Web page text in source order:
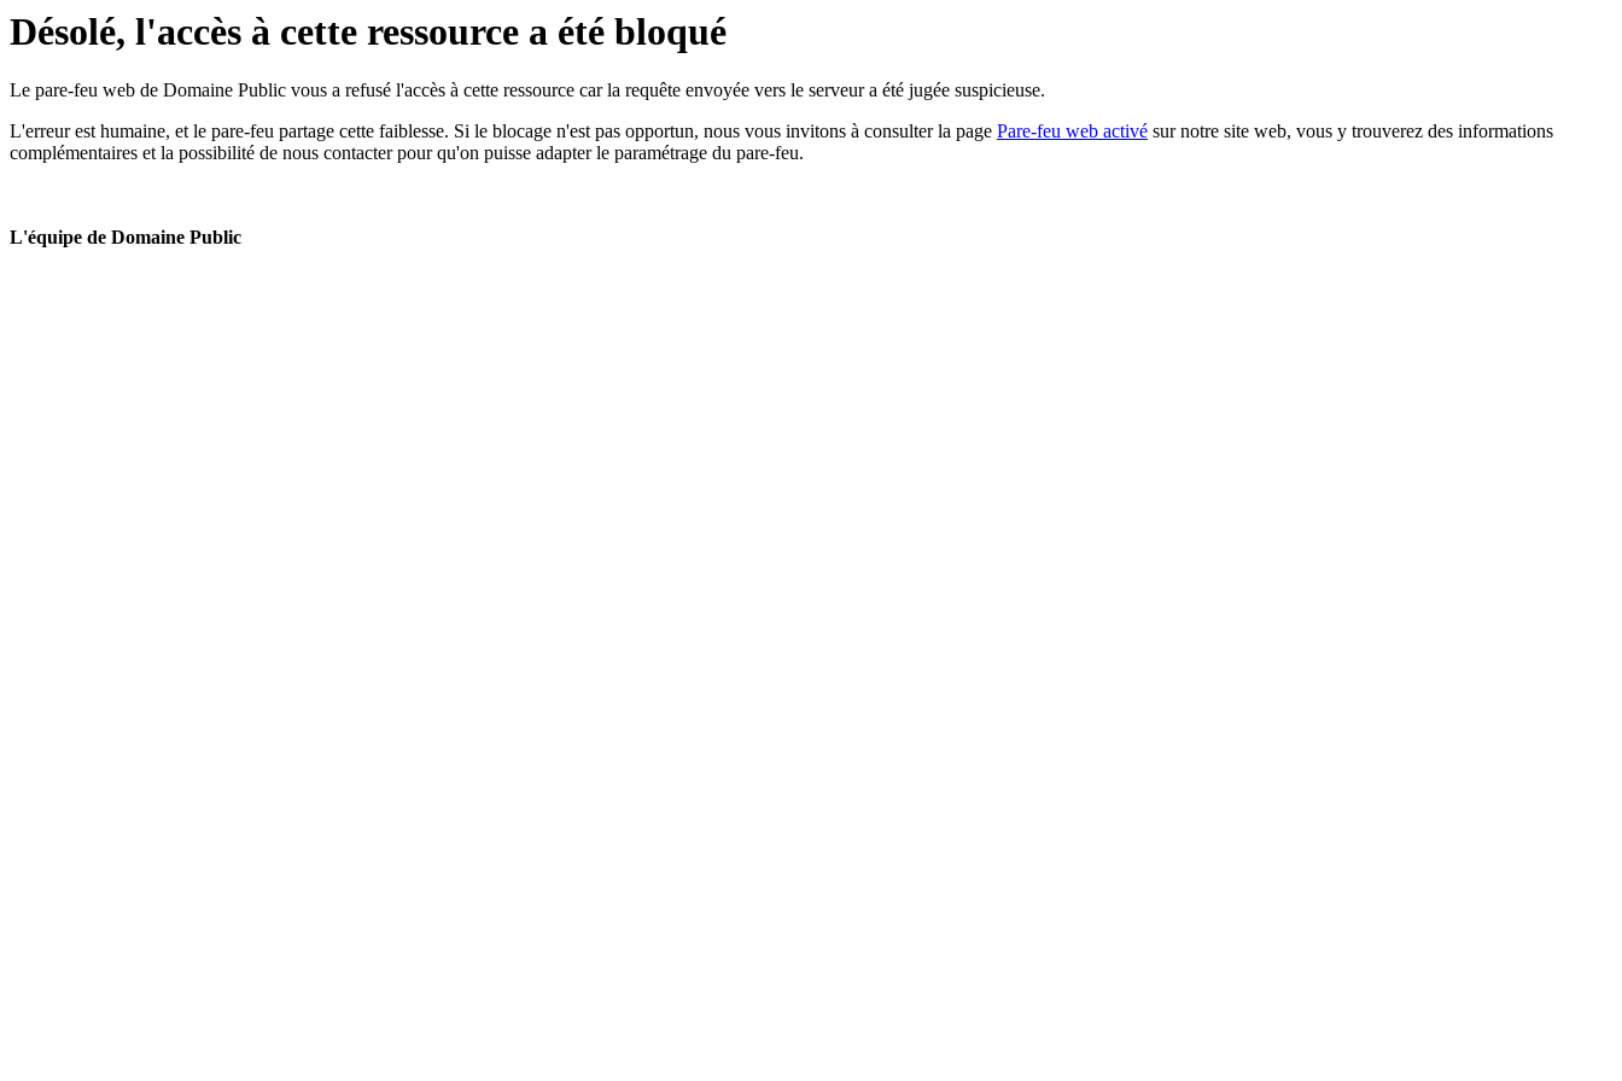
Désolé, l'accès à cette ressource a été bloqué
Le pare-feu web de Domaine Public vous a refusé l'accès à cette ressource car la requête envoyée vers le serveur a été jugée suspicieuse.
L'erreur est humaine, et le pare-feu partage cette faiblesse. Si le blocage n'est pas opportun, nous vous invitons à consulter la page Pare-feu web activé sur notre site web, vous y trouverez des informations
complémentaires et la possibilité de nous contacter pour qu'on puisse adapter le paramétrage du pare-feu.
L'équipe de Domaine Public